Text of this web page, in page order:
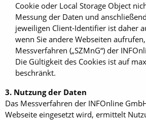
Cookie oder Local Storage Object
Messung der Daten und
jeweiligen Client-Identifier ist daher
wenn Sie andere Webseiten
Messverfahren („SZMnG“) der
Die Gültigkeit des Cookies ist auf
beschränkt.
3. Nutzung der Daten
Das Messverfahren der INFOnline
Webseite eingesetzt wird, ermittelt